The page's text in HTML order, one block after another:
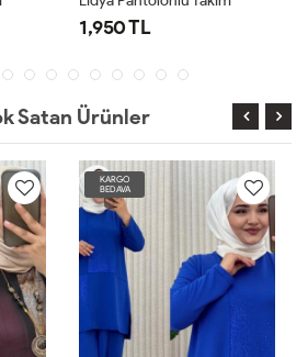
1,950 TL
Satan Ürünler
KARGO
BEDAVA